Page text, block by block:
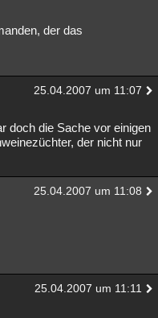
der das
25.04.2007 um 11:07
doch die Sache vor einigen
der nicht nur
25.04.2007 um 11:08
25.04.2007 um 11:11